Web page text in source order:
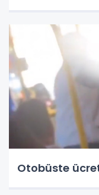
Otobüste